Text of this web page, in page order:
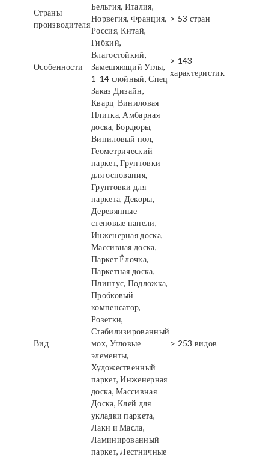
Страны
производителя
Бельгия, Италия,
Норвегия, Франция,
Россия, Китай,
> 53 стран
Особенности
Гибкий,
Влагостойкий,
Замешяющий Углы,
1-14 слойный, Спец
Заказ Дизайн,
> 143
характеристик
Вид
Кварц-Виниловая
Плитка, Амбарная
доска, Бордюры,
Виниловый пол,
Геометрический
паркет, Грунтовки
для основания,
Грунтовки для
паркета, Декоры,
Деревянные
стеновые панели,
Инженерная доска,
Массивная доска,
Паркет Ёлочка,
Паркетная доска,
Плинтус, Подложка,
Пробковый
компенсатор,
Розетки,
Стабилизированный
мох, Угловые
элементы,
Художественный
паркет, Инженерная
доска, Массивная
Доска, Клей для
укладки паркета,
Лаки и Масла,
Ламинированный
паркет, Лестничные
> 253 видов